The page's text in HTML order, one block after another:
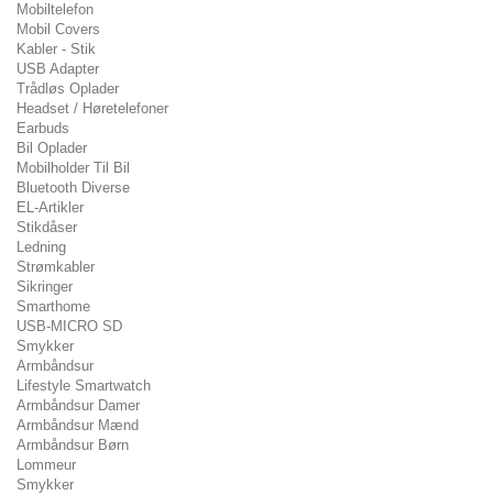
Mobiltelefon
Mobil Covers
Kabler - Stik
USB Adapter
Trådløs Oplader
Headset / Høretelefoner
Earbuds
Bil Oplader
Mobilholder Til Bil
Bluetooth Diverse
EL-Artikler
Stikdåser
Ledning
Strømkabler
Sikringer
Smarthome
USB-MICRO SD
Smykker
Armbåndsur
Lifestyle Smartwatch
Armbåndsur Damer
Armbåndsur Mænd
Armbåndsur Børn
Lommeur
Smykker